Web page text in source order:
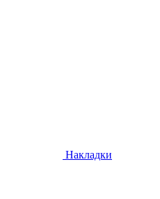
Накладки